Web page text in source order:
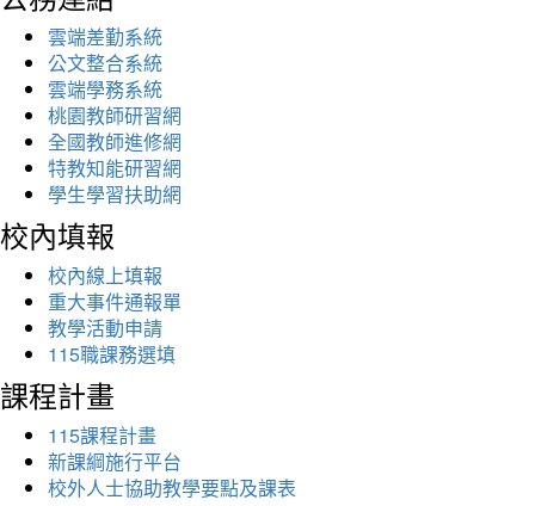
雲端差勤系統
公文整合系統
雲端學務系統
桃園教師研習網
全國教師進修網
特教知能研習網
學生學習扶助網
校內填報
校內線上填報
重大事件通報單
教學活動申請
115職課務選填
課程計畫
115課程計畫
新課綱施行平台
校外人士協助教學要點及課表